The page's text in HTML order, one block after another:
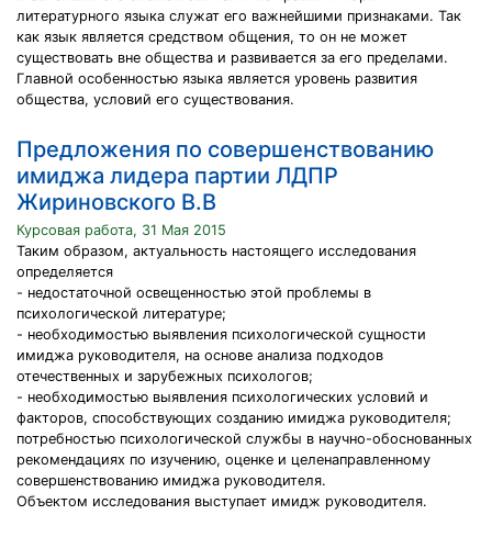
литературного языка служат его важнейшими признаками. Так
как язык является средством общения, то он не может
существовать вне общества и развивается за его пределами.
Главной особенностью языка является уровень развития
общества, условий его существования.
Предложения по совершенствованию
имиджа лидера партии ЛДПР
Жириновского В.В
Курсовая работа, 31 Мая 2015
Таким образом, актуальность настоящего исследования
определяется
- недостаточной освещенностью этой проблемы в
психологической литературе;
- необходимостью выявления психологической сущности
имиджа руководителя, на основе анализа подходов
отечественных и зарубежных психологов;
- необходимостью выявления психологических условий и
факторов, способствующих созданию имиджа руководителя;
потребностью психологической службы в научно-обоснованных
рекомендациях по изучению, оценке и целенаправленному
совершенствованию имиджа руководителя.
Объектом исследования выступает имидж руководителя.